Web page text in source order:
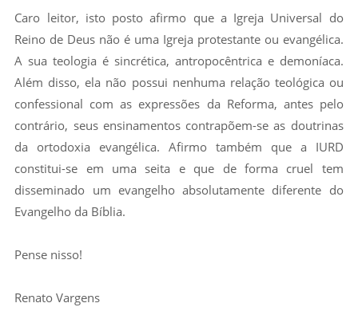
Caro leitor, isto posto afirmo que a Igreja Universal do
Reino de Deus não é uma Igreja protestante ou evangélica.
A sua teologia é sincrética, antropocêntrica e demoníaca.
Além disso, ela não possui nenhuma relação teológica ou
confessional com as expressões da Reforma, antes pelo
contrário, seus ensinamentos contrapõem-se as doutrinas
da ortodoxia evangélica. Afirmo também que a IURD
constitui-se em uma seita e que de forma cruel tem
disseminado um evangelho absolutamente diferente do
Evangelho da Bíblia.
Pense nisso!
Renato Vargens